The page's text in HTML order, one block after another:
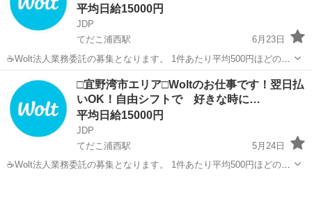
平均日給15000円
JDP
てだこ浦西駅
6月23日
☕Wolt法人業務委託の募集となります。 1件あたり平均500円ほどの出
来高報酬制となります。 お届け範囲が片道10分程度のデリバリーばか
りです。 短時間でたくさんの件数を配達したい方にも、近所で気軽
に...
宜野湾市 てだこ浦西駅 貨物
□宜野湾市エリア□Woltのお仕事です！翌日払
いOK！自由シフトで 好きな時に…
平均日給15000円
JDP
てだこ浦西駅
5月24日
☕Wolt法人業務委託の募集となります。 1件あたり平均500円ほどの出